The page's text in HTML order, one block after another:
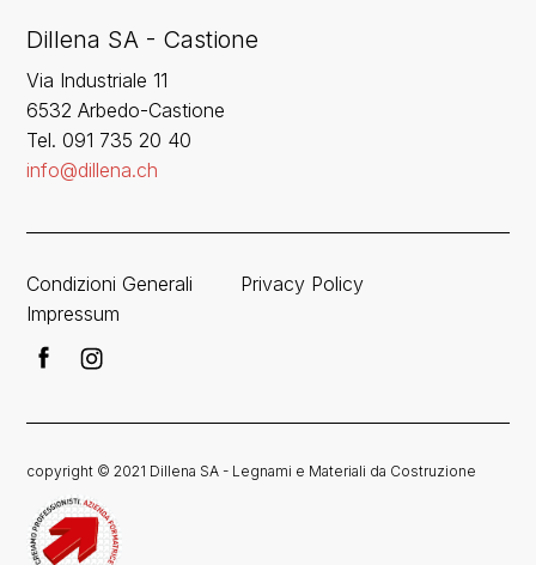
Dillena SA - Castione
Via Industriale 11
6532 Arbedo-Castione
Tel. 091 735 20 40
info@dillena.ch
Condizioni Generali
Privacy Policy
Impressum
copyright © 2021 Dillena SA - Legnami e Materiali da Costruzione